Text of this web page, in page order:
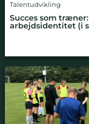
Talentudvikling
Succes som
arbejdsidentitet (i